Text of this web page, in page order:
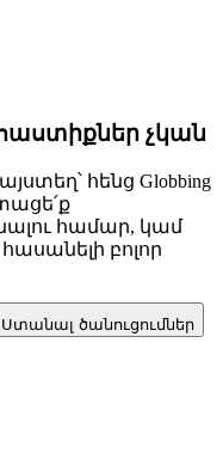
հաստիքներ չկան
հենց Globbing
համար, կամ
բոլոր
Ստանալ ծանուցումներ